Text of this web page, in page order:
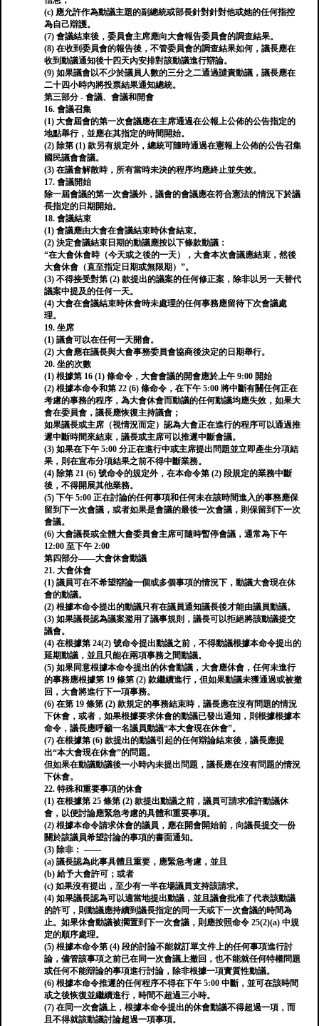
(c) 應允許作為動議主題的副總統或部長針對針對他或她的任何指控
為自己辯護。
(7) 會議結束後，委員會主席應向大會報告委員會的調查結果。
(8) 在收到委員會的報告後，不管委員會的調查結果如何，議長應在
收到動議通知後十四天內安排對該動議進行辯論。
(9) 如果議會以不少於議員人數的三分之二通過譴責動議，議長應在
二十四小時內將投票結果通知總統。
第三部分 - 會議、會議和開會
16. 會議召集
(1) 大會屆會的第一次會議應在主席通過在公報上公佈的公告指定的
地點舉行，並應在其指定的時間開始。
(2) 除第 (1) 款另有規定外，總統可隨時通過在憲報上公佈的公告召集
國民議會會議。
(3) 在議會解散時，所有當時未決的程序均應終止並失效。
17. 會議開始
除一屆會議的第一次會議外，議會的會議應在符合憲法的情況下於議
長指定的日期開始。
18. 會議結束
(1) 會議應由大會在會議結束時休會結束。
(2) 決定會議結束日期的動議應按以下條款動議：
“在大會休會時（今天或之後的一天），大會本次會議應結束，然後
大會休會（直至指定日期或無限期）”。
(3) 不得接受對第 (2) 款提出的議案的任何修正案，除非以另一天替代
議案中提及的任何一天。
(4) 大會在會議結束時休會時未處理的任何事務應留待下次會議處
理。
19. 坐席
(1) 議會可以在任何一天開會。
(2) 大會應在議長與大會事務委員會協商後決定的日期舉行。
20. 坐的次數
(1) 根據第 16 (1) 條命令，大會會議的開會應於上午 9:00 開始
(2) 根據本命令和第 22 (6) 條命令，在下午 5:00 將中斷有關任何正在
考慮的事務的程序，為大會休會而動議的任何動議均應失效，如果大
會在委員會，議長應恢復主持議會；
如果議長或主席（視情況而定）認為大會正在進行的程序可以通過推
遲中斷時間來結束，議長或主席可以推遲中斷會議。
(3) 如果在下午 5:00 分正在進行中或主席提出問題並立即產生分項結
果，則在宣布分項結果之前不得中斷業務。
(4) 除第 21 (6) 號命令的規定外，在本命令第 (2) 段規定的業務中斷
後，不得開展其他業務。
(5) 下午 5:00 正在討論的任何事項和任何未在該時間進入的事務應保
留到下一次會議，或者如果是會議的最後一次會議，則保留到下一次
會議。
(6) 大會議長或全體大會委員會主席可隨時暫停會議，通常為下午
12:00 至下午 2:00
第四部分——大會休會動議
21. 大會休會
(1) 議員可在不希望辯論一個或多個事項的情況下，動議大會現在休
會的動議。
(2) 根據本命令提出的動議只有在議員通知議長後才能由議員動議。
(3) 如果議長認為議案濫用了議事規則，議長可以拒絕將該動議提交
議會。
(4) 在根據第 24(2) 號命令提出動議之前，不得動議根據本命令提出的
延期動議，並且只能在兩項事務之間動議。
(5) 如果同意根據本命令提出的休會動議，大會應休會，任何未進行
的事務應根據第 19 條第 (2) 款繼續進行，但如果動議未獲通過或被撤
回，大會將進行下一項事務。
(6) 在第 19 條第 (2) 款規定的事務結束時，議長應在沒有問題的情況
下休會，或者，如果根據要求休會的動議已發出通知，則根據根據本
命令，議長應呼籲一名議員動議“本大會現在休會”。
(7) 在根據第 (6) 款提出的動議引起的任何辯論結束後，議長應提
出“本大會現在休會”的問題。
但如果在動議動議後一小時內未提出問題，議長應在沒有問題的情況
下休會。
22. 特殊和重要事項的休會
(1) 在根據第 25 條第 (2) 款提出動議之前，議員可請求准許動議休
會，以便討論應緊急考慮的具體和重要事項。
(2) 根據本命令請求休會的議員，應在開會開始前，向議長提交一份
關於該議員希望討論的事項的書面通知。
(3) 除非： ——
(a) 議長認為此事具體且重要，應緊急考慮，並且
(b) 給予大會許可；或者
(c) 如果沒有提出，至少有一半在場議員支持該請求。
(4) 如果議長認為可以適當地提出動議，並且議會批准了代表該動議
的許可，則動議應持續到議長指定的同一天或下一次會議的時間為
止。如果休會動議被擱置到下一次會議，則應按照命令 25(2)(a) 中規
定的順序處理。
(5) 根據本命令第 (4) 段的討論不能就訂單文件上的任何事項進行討
論，儘管該事項之前已在同一次會議上撤回，也不能就任何特權問題
或任何不能辯論的事項進行討論，除非根據一項實質性動議。
(6) 根據本命令推遲的任何程序不得在下午 5:00 中斷，並可在該時間
或之後恢復並繼續進行，時間不超過三小時。
(7) 在同一次會議上，根據本命令提出的休會動議不得超過一項，而
且不得就該動議討論超過一項事項。